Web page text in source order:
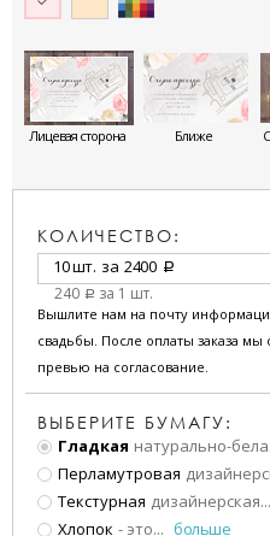
Лицевая сторона Ближе
КОЛИЧЕСТВО:
10 шт. за 2400 a
240 a за 1 шт.
Вышлите нам на почту
свадьбы. После оплаты заказа
превью на согласование.
ВЫБЕРИТЕ БУМАГУ:
Гладкая натурально-бела
Перламутровая
Текстурная дизайнерская...
Хлопок - это... больше